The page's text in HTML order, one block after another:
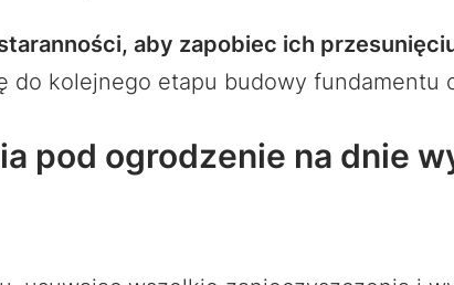
aby zapobiec ich
do kolejnego etapu budowy fundamentu
pod ogrodzenie na dnie